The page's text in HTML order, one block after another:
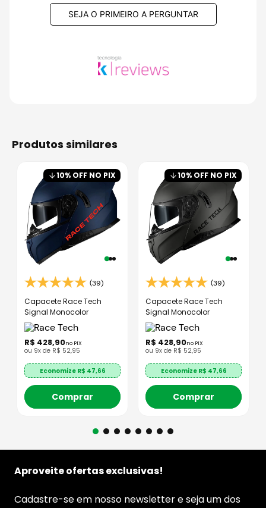
SEJA O PRIMEIRO A PERGUNTAR
produtos similares
10% OFF NO PIX
(39)
Capacete Race Tech
Signal Monocolor
R$ 428,90no PIX
ou 9x de R$ 52,95
Economize R$ 47,66
Comprar
10% OFF NO PIX
(39)
Capacete Race Tech
Signal Monocolor
R$ 428,90no PIX
ou 9x de R$ 52,95
Economize R$ 47,66
Comprar
Aproveite ofertas exclusivas!
Cadastre-se em nosso newsletter e seja um dos